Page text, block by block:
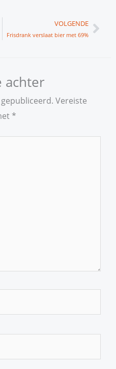
VOLGENDE
Frisdrank verslaat bier met 69%
achter
Vereiste
*